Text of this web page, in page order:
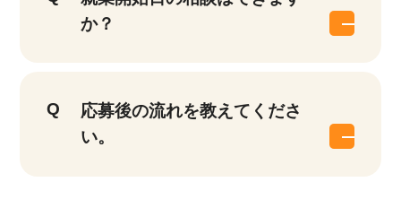
か？
応募後の流れを教えてくださ
い。